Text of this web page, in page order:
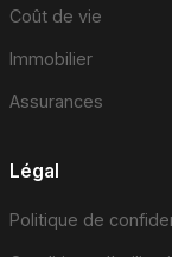
Coût de vie
Immobilier
Assurances
Légal
Politique de